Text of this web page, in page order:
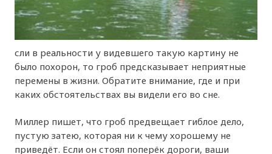
сли в реальности у видевшего такую картину не
было похорон, то гроб предсказывает неприятные
перемены в жизни. Обратите внимание, где и при
каких обстоятельствах вы видели его во сне.
Миллер пишет, что гроб предвещает гиблое дело,
пустую затею, которая ни к чему хорошему не
приведёт. Если он стоял поперёк дороги, ваши